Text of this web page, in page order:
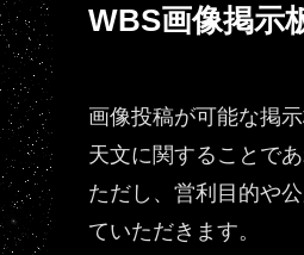
WBS画像掲示
画像投稿が可能な掲
天文に関することで
ただし、営利目的や
ていただきます。